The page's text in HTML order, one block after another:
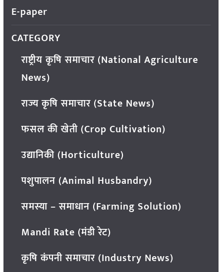
E-paper
CATEGORY
राष्ट्रीय कृषि समाचार (National Agriculture
News)
राज्य कृषि समाचार (State News)
फसल की खेती (Crop Cultivation)
उद्यानिकी (Horticulture)
पशुपालन (Animal Husbandry)
समस्या – समाधान (Farming Solution)
Mandi Rate (मंडी रेट)
कृषि कंपनी समाचार (Industry News)